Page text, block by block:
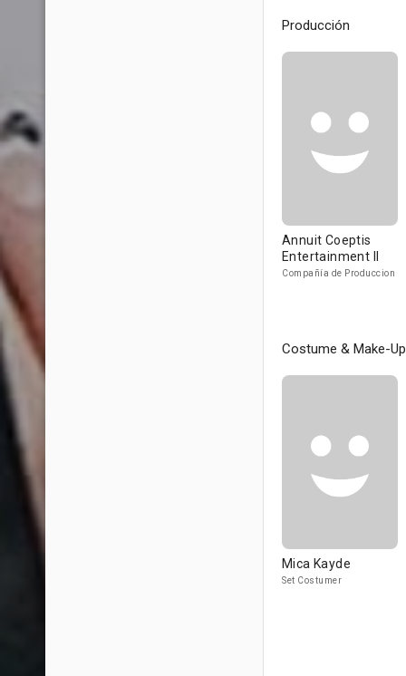
Producción
Annuit Coeptis
Entertainment II
Compañía de Produccion
Costume & Make-Up
Mica Kayde
Set Costumer